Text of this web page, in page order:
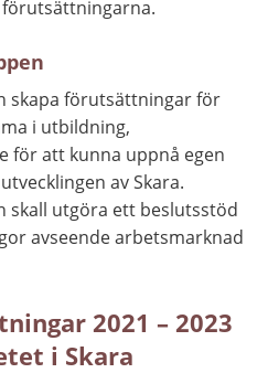
skapa förutsättningar för
i utbildning,
för att kunna uppnå egen
av Skara.
skall utgöra ett beslutsstöd
avseende arbetsmarknad
2021 – 2023
i Skara